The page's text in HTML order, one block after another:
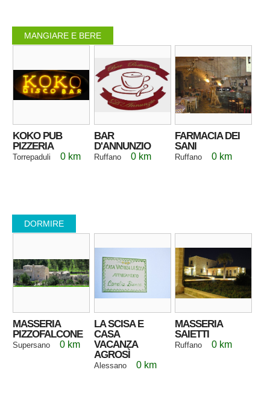
MANGIARE E BERE
KOKO PUB
PIZZERIA
Torrepaduli 0 km
BAR
D'ANNUNZIO
Ruffano 0 km
FARMACIA DEI
SANI
Ruffano 0 km
DORMIRE
MASSERIA
PIZZOFALCONE
Supersano 0 km
LA SCISA E
CASA
VACANZA
AGROSÌ
Alessano 0 km
MASSERIA
SAIETTI
Ruffano 0 km